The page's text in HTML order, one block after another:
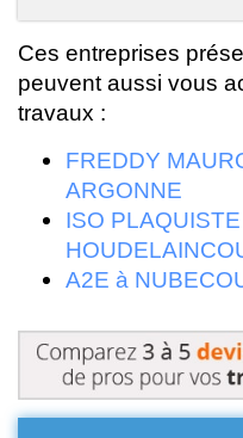
Ces entreprises
peuvent aussi vous
travaux :
FREDDY
ARGONNE
ISO
A2E à